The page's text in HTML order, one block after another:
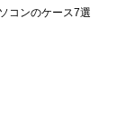
コンのケース7選